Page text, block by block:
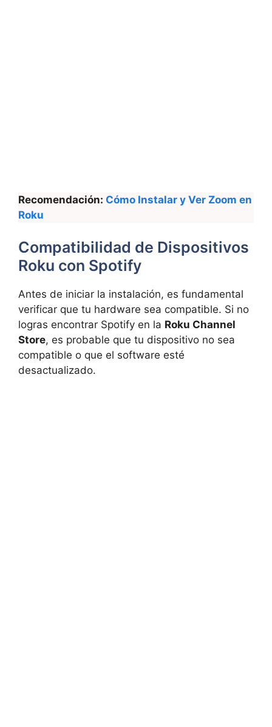
Recomendación: Cómo Instalar y Ver Zoom en
Roku
Compatibilidad de Dispositivos
Roku con Spotify
Antes de iniciar la instalación, es fundamental
verificar que tu hardware sea compatible. Si no
logras encontrar Spotify en la Roku Channel
Store, es probable que tu dispositivo no sea
compatible o que el software esté
desactualizado.